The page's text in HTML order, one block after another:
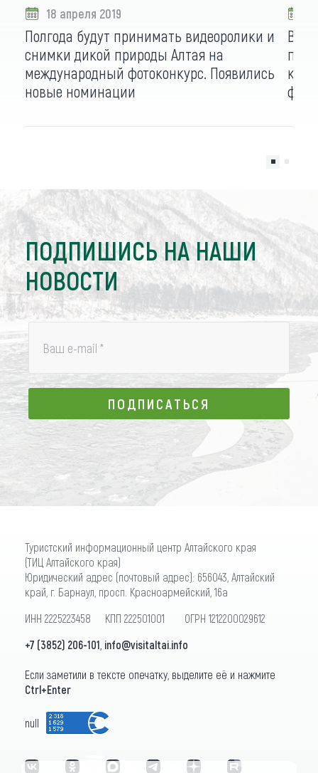
18 апреля 2019
Полгода будут принимать видеоролики и
снимки дикой природы Алтая на
международный фотоконкурс. Появились
новые номинации
В
ПОДПИШИСЬ НА НАШИ
НОВОСТИ
Ваш e-mail *
ПОДПИСАТЬСЯ
ПОДПИСАТЬСЯ
Туристский информационный центр Алтайского края
(ТИЦ Алтайского края)
Юридический адрес (почтовый адрес): 656043, Алтайский
край, г. Барнаул, просп. Красноармейский, 16а
ИНН 2225223458 КПП 222501001 ОГРН 1212200029612
+7 (3852) 206-101 info@visitaltai.info
Если заметили в тексте опечатку, выделите её и нажмите
Ctrl+Enter
null